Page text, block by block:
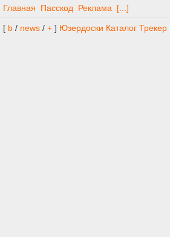
Главная Пасскод Реклама [...]
[ b / news / + ] Юзердоски Каталог Трекер